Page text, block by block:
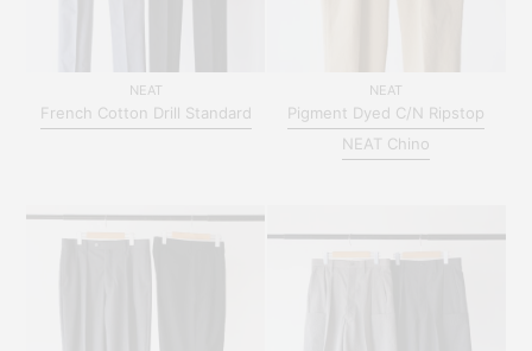
NEAT
French Cotton Drill Standard
NEAT
Pigment Dyed C/N Ripstop
NEAT Chino